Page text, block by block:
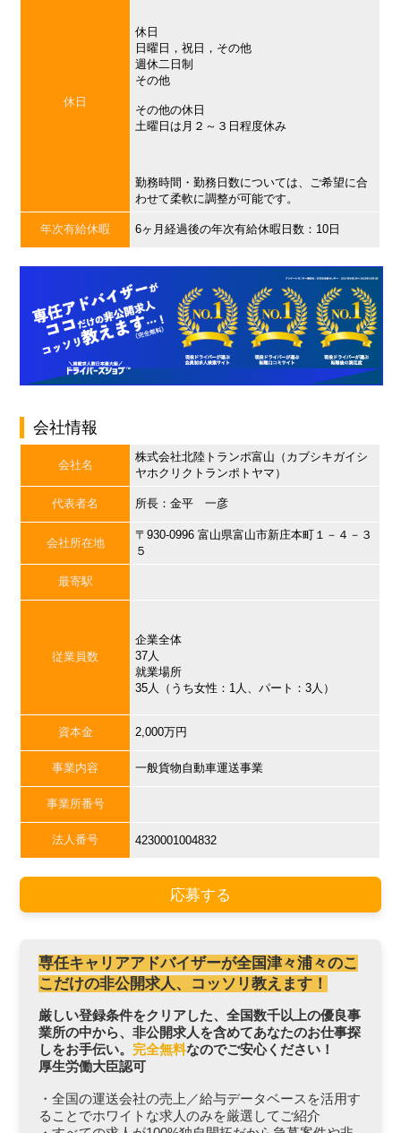
休日
休日
日曜日，祝日，その他
週休二日制
その他
その他の休日
土曜日は月２～３日程度休み
勤務時間・勤務日数については、ご希望に合
わせて柔軟に調整が可能です。
年次有給休暇 6ヶ月経過後の年次有給休暇日数：10日
会社情報
会社名
株式会社北陸トランポ富山（カブシキガイシ
ヤホクリクトランポトヤマ）
代表者名 所長：金平 一彦
会社所在地
〒930-0996 富山県富山市新庄本町１－４－３
５
最寄駅
従業員数
企業全体
37人
就業場所
35人（うち女性：1人、パート：3人）
資本金 2,000万円
事業内容 一般貨物自動車運送事業
事業所番号
法人番号 4230001004832
応募する
専任キャリアアドバイザーが全国津々浦々のこ
こだけの非公開求人、コッソリ教えます！
厳しい登録条件をクリアした、全国数千以上の優良事
業所の中から、非公開求人を含めてあなたのお仕事探
しをお手伝い。 完全無料なのでご安心ください！
厚生労働大臣認可
・全国の運送会社の売上／給与データベースを活用す
ることでホワイトな求人のみを厳選してご紹介